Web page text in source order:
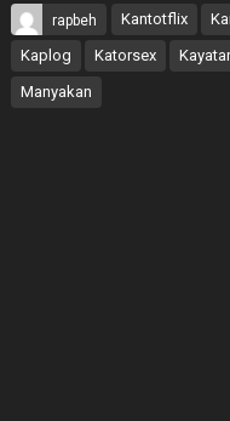
rapbeh Kantotflix
Kaplog
Katorsex
Manyakan